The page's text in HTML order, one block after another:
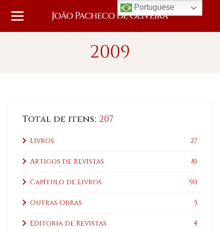
2009
Total de itens: 207
Livros 27
Artigos de Revistas 81
Capítulo de Livros 90
Outras Obras 5
Editoria de Revistas 4
Portuguese